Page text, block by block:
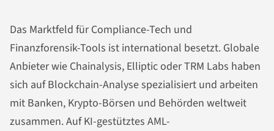
Das Marktfeld für Compliance-Tech und
Finanzforensik-Tools ist international besetzt. Globale
Anbieter wie Chainalysis, Elliptic oder TRM Labs haben
sich auf Blockchain-Analyse spezialisiert und arbeiten
mit Banken, Krypto-Börsen und Behörden weltweit
zusammen. Auf KI-gestütztes AML-